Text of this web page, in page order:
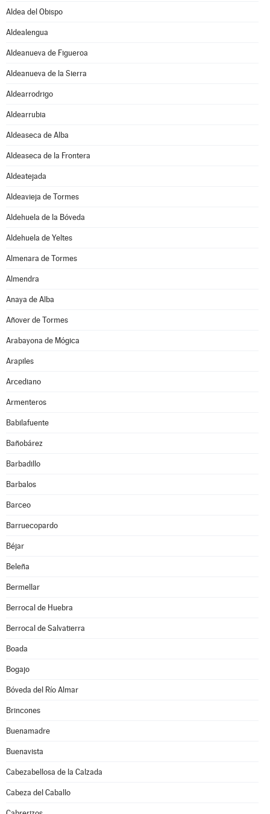
Aldea del Obispo
Aldealengua
Aldeanueva de Figueroa
Aldeanueva de la Sierra
Aldearrodrigo
Aldearrubia
Aldeaseca de Alba
Aldeaseca de la Frontera
Aldeatejada
Aldeavieja de Tormes
Aldehuela de la Bóveda
Aldehuela de Yeltes
Almenara de Tormes
Almendra
Anaya de Alba
Añover de Tormes
Arabayona de Mógica
Arapiles
Arcediano
Armenteros
Babilafuente
Bañobárez
Barbadillo
Barbalos
Barceo
Barruecopardo
Béjar
Beleña
Bermellar
Berrocal de Huebra
Berrocal de Salvatierra
Boada
Bogajo
Bóveda del Río Almar
Brincones
Buenamadre
Buenavista
Cabezabellosa de la Calzada
Cabeza del Caballo